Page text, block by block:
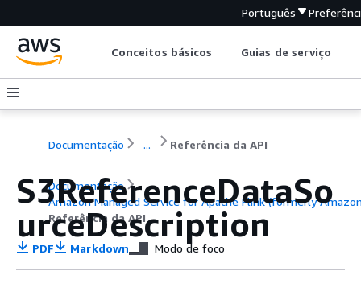
Português
Conceitos básicos Guias de serviço
Documentação ... Referência da API
Documentação
Amazon Managed Service for Apache Flink (formerly
Referência da API
S3ReferenceDataSo
urceDescription
PDF Markdown Modo de foco